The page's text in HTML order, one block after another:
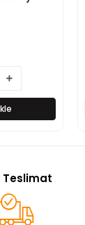
Teslimat